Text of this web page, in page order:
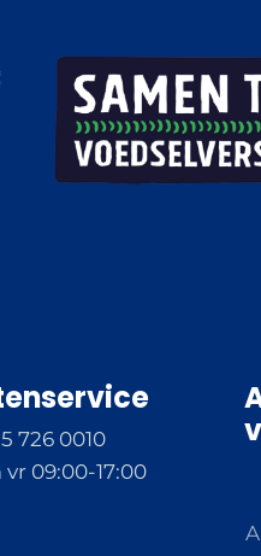
726 0010
09:00-17:00